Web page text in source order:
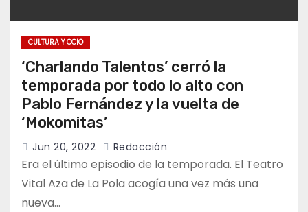
CULTURA Y OCIO
‘Charlando Talentos’ cerró la
temporada por todo lo alto con
Pablo Fernández y la vuelta de
‘Mokomitas’
Jun 20, 2022 Redacción
Era el último episodio de la temporada. El Teatro
Vital Aza de La Pola acogía una vez más una
nueva…